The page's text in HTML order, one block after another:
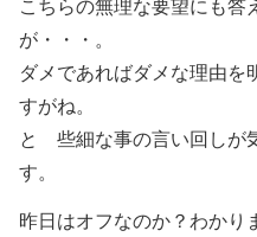
こちらの無理な要望にも答
が・・・。
ダメであればダメな理由を
すがね。
と 些細な事の言い回しが
す。
昨日はオフなのか？わかり